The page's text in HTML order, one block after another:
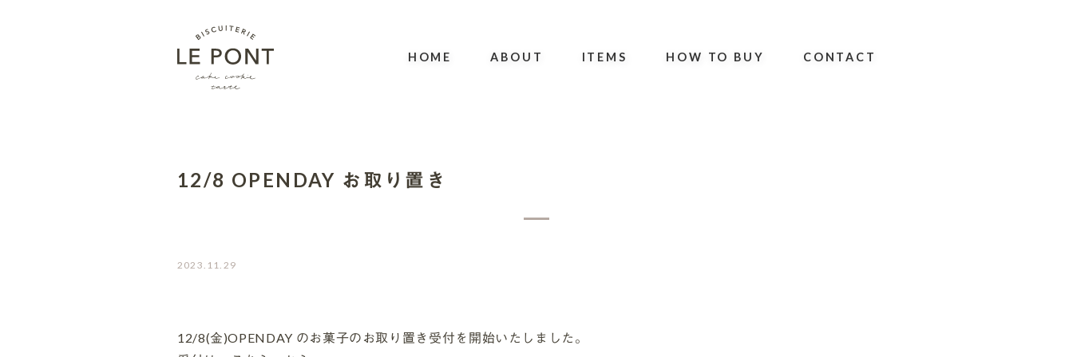
HOME ABOUT ITEMS HOW TO BUY CONTACT
12/8 OPENDAY お取り置き
2023.11.29
12/8(金)OPENDAY のお菓子のお取り置き受付を開始いたしました。